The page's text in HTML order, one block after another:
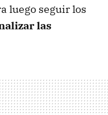
luego seguir los
las